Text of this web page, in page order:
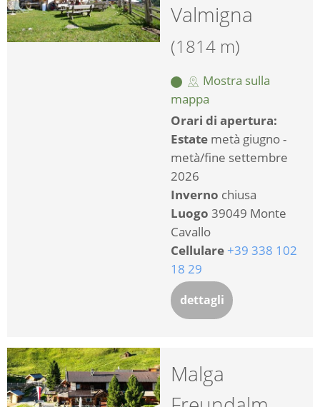
Valmigna
(1814 m)
Mostra sulla
mappa
Orari di apertura:
Estate metà giugno -
metà/fine settembre
2026
Inverno chiusa
Luogo 39049 Monte
Cavallo
Cellulare +39 338 102
18 29
dettagli
Malga